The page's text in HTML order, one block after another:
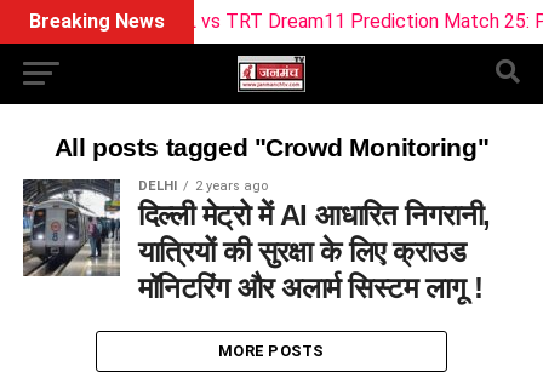
Breaking NewsML vs TRT Dream11 Prediction Match 25:
All posts tagged "Crowd Monitoring"
DELHI 2 years ago
दिल्ली मेट्रो में AI आधारित निगरानी,
यात्रियों की सुरक्षा के लिए क्राउड
मॉनिटरिंग और अलार्म सिस्टम लागू !
MORE POSTS